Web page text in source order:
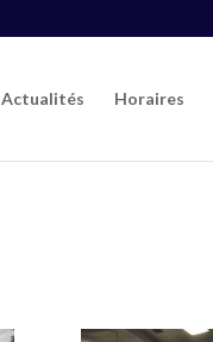
Actualités Horaires